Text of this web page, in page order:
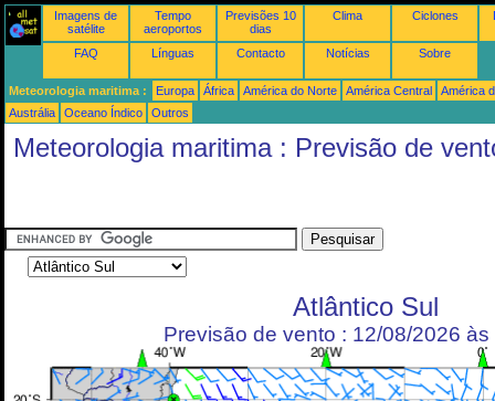
Imagens de
satélite
Tempo
aeroportos
Previsões 10
dias
Clima Ciclones
FAQ Línguas Contacto Notícias Sobre
Meteorologia maritima : Europa África América do Norte América Central
América
Austrália
Oceano Índico Outros
Meteorologia maritima : Previsão de
Atlântico Sul
Previsão de vento : 12/08/2026 às